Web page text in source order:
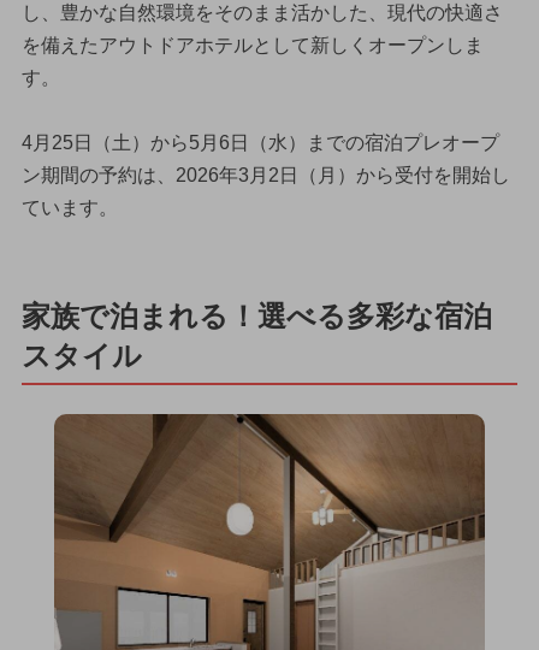
し、豊かな自然環境をそのまま活かした、現代の快適さ
を備えたアウトドアホテルとして新しくオープンしま
す。
4月25日（土）から5月6日（水）までの宿泊プレオープ
ン期間の予約は、2026年3月2日（月）から受付を開始し
ています。
家族で泊まれる！選べる多彩な宿泊
スタイル